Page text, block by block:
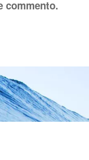
commento.